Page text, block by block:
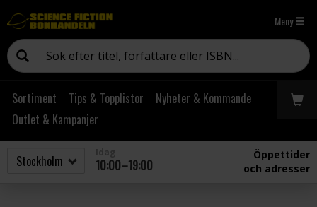
Meny
Sortiment Tips & Topplistor
Nyheter & Kommande
Outlet & Kampanjer
10:00–19:00
Öppettider
och adresser